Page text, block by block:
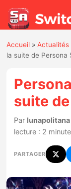
Actualités
Jeux
Hardware
Accueil »Actualités
la suite de Persona
suite
Par lunapolitana
lecture : 2
PARTAGER